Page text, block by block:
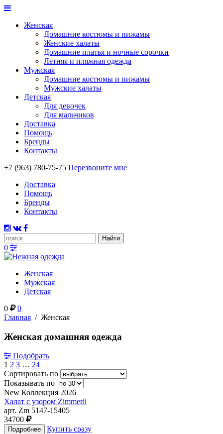
Женская
Домашние костюмы и пижамы
Женские халаты
Домашние платья и ночные сорочки
Летняя и пляжная одежда
Мужская
Домашние костюмы и пижамы
Мужские халаты
Детская
Для девочек
Для мальчиков
Доставка
Помощь
Бренды
Контакты
+7 (963) 780-75-75 Перезвоните мне
Доставка
Помощь
Бренды
Контакты
0
Женская
Мужская
Детская
0
0
Главная / Женская
Женская домашняя одежда
Подобрать
1 2 3 … 24
Сортировать по
Показывать по
New Коллекция 2026
Халат с узором Zimmerli
арт. Zm 5147-15405
34700
Купить сразу